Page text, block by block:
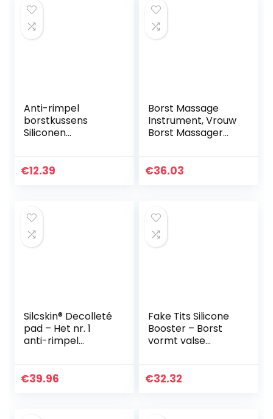
Anti-rimpel
borstkussens
Siliconen
aging borstlift T-
€12.39
Borst Massage
Instrument, Vrouw
Borst Massager
Electric Borst
€36.03
Silcskin® Decolleté
pad – Het nr. 1
anti-rimpel
en duurzaam
€39.96
Fake Tits Silicone
Booster – Borst
vormt valse
Transgender
€32.32